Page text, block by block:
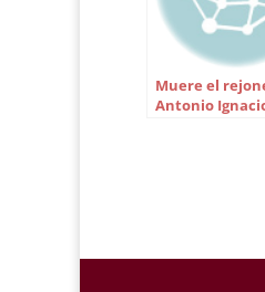
Muere el
Antonio